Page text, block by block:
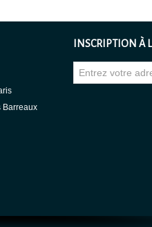
INSCRIPTION À